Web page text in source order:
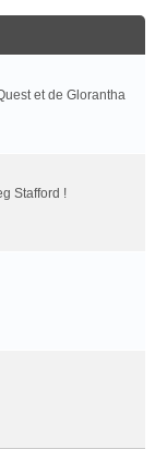
et de Glorantha
Stafford !